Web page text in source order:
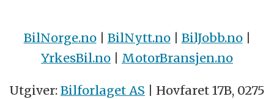
BilNorge.no| BilNytt.no| BilJobb.no|
YrkesBil.no | MotorBransjen.no
Utgiver: Bilforlaget AS | Hovfaret 17B, 0275